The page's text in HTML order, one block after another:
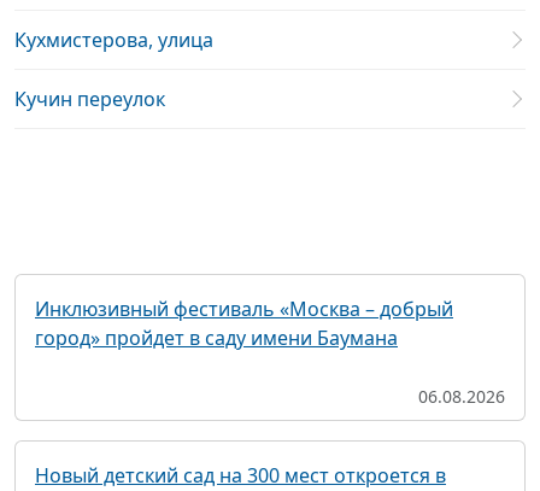
Кухмистерова, улица
Кучин переулок
Инклюзивный фестиваль «Москва – добрый
город» пройдет в саду имени Баумана
06.08.2026
Новый детский сад на 300 мест откроется в